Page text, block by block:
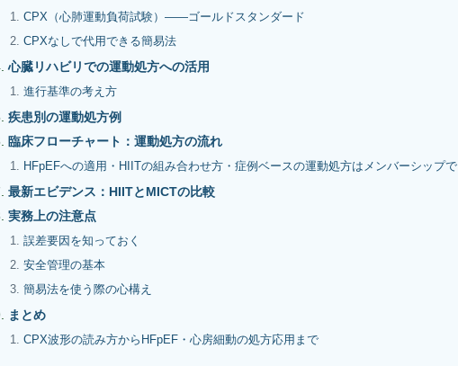
CPX（心肺運動負荷試験）——ゴールドスタンダード
CPXなしで代用できる簡易法
心臓リハビリでの運動処方への活用
進行基準の考え方
疾患別の運動処方例
臨床フローチャート：運動処方の流れ
HFpEFへの適用・HIITの組み合わせ方・症例ベースの運動処方はメンバーシップで
最新エビデンス：HIITとMICTの比較
実務上の注意点
誤差要因を知っておく
安全管理の基本
簡易法を使う際の心構え
まとめ
CPX波形の読み方からHFpEF・心房細動の処方応用まで